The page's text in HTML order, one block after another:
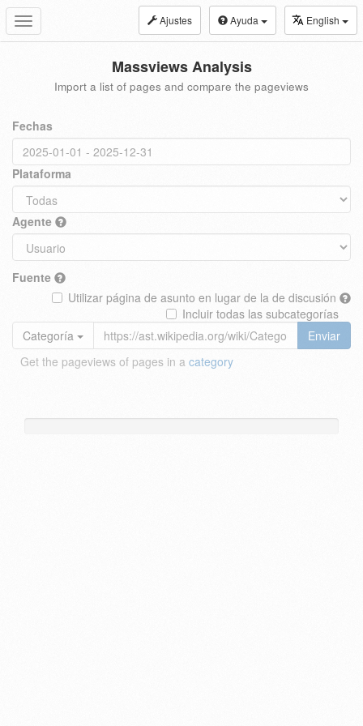
Toggle
navigation
Ajustes Ayuda English
Massviews Analysis
Import a list of pages and compare the pageviews
Fechas
Plataforma
Agente
Fuente
Utilizar página de asunto en lugar de la de discusión
Incluir todas las subcategorías
Categoría
Enviar
Get the pageviews of pages in a category